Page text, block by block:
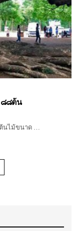
๘๘ต้น
ต้นไม้ขนาด …